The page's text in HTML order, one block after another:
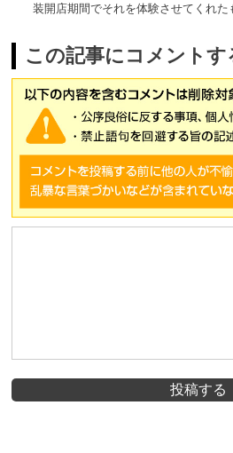
装開店期間でそれを体験させてくれた
この記事にコメントす
投稿する